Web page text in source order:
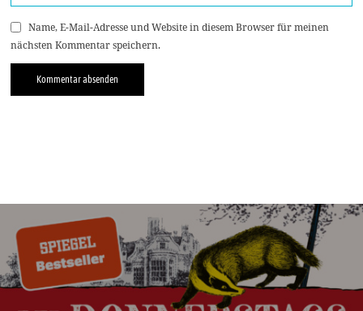
Name, E-Mail-Adresse und Website in diesem Browser für meinen
nächsten Kommentar speichern.